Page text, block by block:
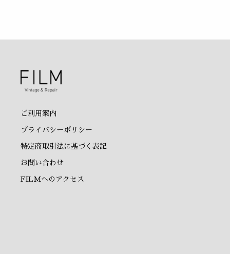
ご利用案内
プライバシーポリシー
特定商取引法に基づく表記
お問い合わせ
FILMへのアクセス